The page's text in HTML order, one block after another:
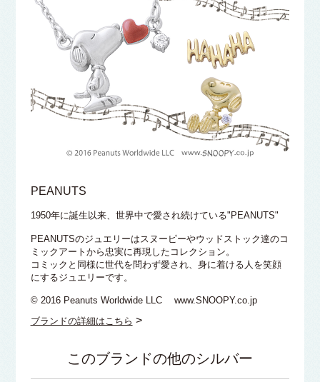
PEANUTS
1950年に誕生以来、世界中で愛され続けている"PEANUTS"
PEANUTSのジュエリーはスヌーピーやウッドストック達のコ
ミックアートから忠実に再現したコレクション。
コミックと同様に世代を問わず愛され、身に着ける人を笑顔
にするジュエリーです。
© 2016 Peanuts Worldwide LLC www.SNOOPY.co.jp
ブランドの詳細はこちら >
このブランドの他のシルバー